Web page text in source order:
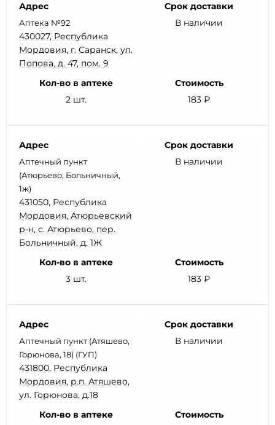
Адрес
Аптека №92
430027, Республика
Мордовия, г. Саранск, ул.
Попова, д. 47, пом. 9
Срок доставки
В наличии
Кол-во в аптеке
2 шт.
Стоимость
183 ₽
Адрес
Аптечный пункт
(Атюрьево, Больничный,
1ж)
431050, Республика
Мордовия, Атюрьевский
р-н, с. Атюрьево, пер.
Больничный, д. 1Ж
Срок доставки
В наличии
Кол-во в аптеке
3 шт.
Стоимость
183 ₽
Адрес
Аптечный пункт (Атяшево,
Горюнова, 18) (ГУП)
431800, Республика
Мордовия, р.п. Атяшево,
ул. Горюнова, д.18
Срок доставки
В наличии
Кол-во в аптеке
Стоимость